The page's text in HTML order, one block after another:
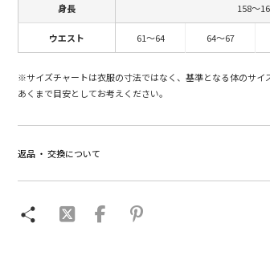
身長 158～
ウエスト 61～64 64～67
※サイズチャートは衣服の寸法ではなく、基準となる体のサイ
あくまで目安としてお考えください。
返品 ・ 交換について